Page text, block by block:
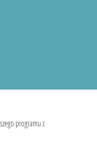
programu z